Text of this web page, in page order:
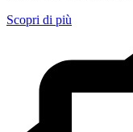
Scopri di più